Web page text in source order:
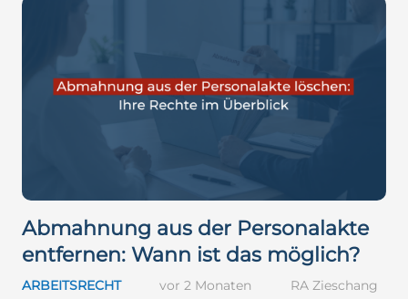
Abmahnung aus der Personalakte
entfernen: Wann ist das möglich?
ARBEITSRECHT vor 2 Monaten RA Zieschang